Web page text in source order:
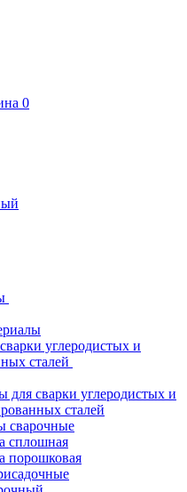
0
углеродистых и
сталей
для сварки углеродистых и
сталей
сварочные
сплошная
порошковая